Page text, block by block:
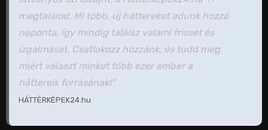
megtalálod. Mi több, új háttereket adunk hozzá
naponta, így mindig találsz valami frisset és
izgalmasat. Csatlakozz hozzánk, és tudd meg,
miért választ minket több ezer ember a
háttereik forrásának!"
HÁTTÉRKÉPEK24.hu